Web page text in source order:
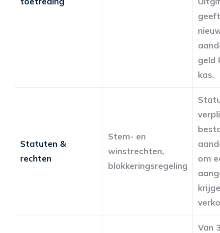
geld
kas.
Statuten &
rechten
Stem- en
winstrechten,
blokkeringsregeling
om
Van